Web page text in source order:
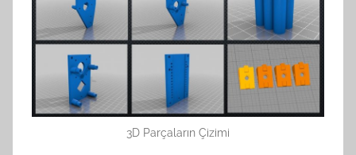
3D Parçaların Çizimi